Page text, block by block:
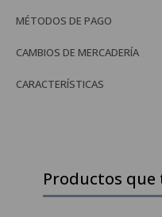
MÉTODOS DE PAGO
CAMBIOS DE MERCADERÍA
CARACTERÍSTICAS
Productos